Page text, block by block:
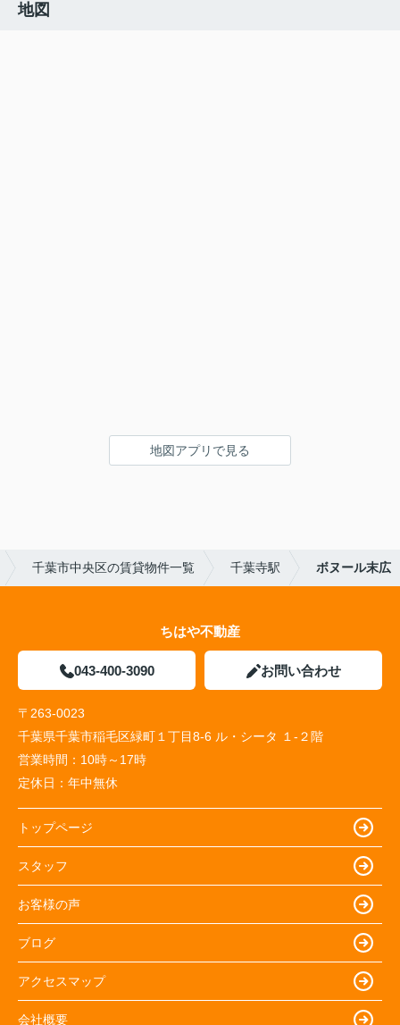
地図
地図アプリで見る
千葉市中央区の賃貸物件一覧 千葉寺駅 ボヌール末広
ちはや不動産
043-400-3090 お問い合わせ
〒263-0023
千葉県千葉市稲毛区緑町１丁目8-6 ル・シータ １-２階
営業時間： 10時～17時
定休日： 年中無休
トップページ
スタッフ
お客様の声
ブログ
アクセスマップ
会社概要